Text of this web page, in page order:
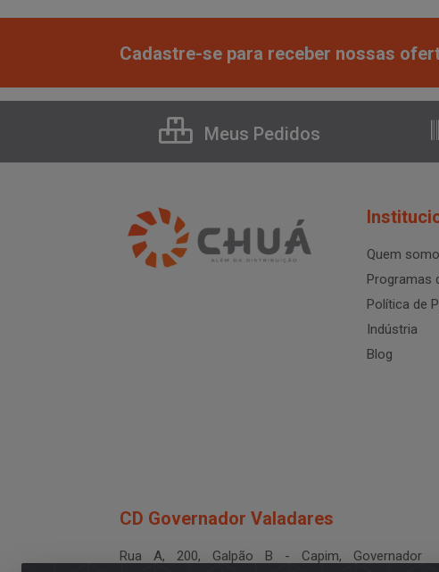
Cadastre-se para receber nossas
Meus Pedidos
Quem
Programas
Política de
Indústria
Blog
CD Governador Valadares
Rua A, 200, Galpão B - Capim, Governador